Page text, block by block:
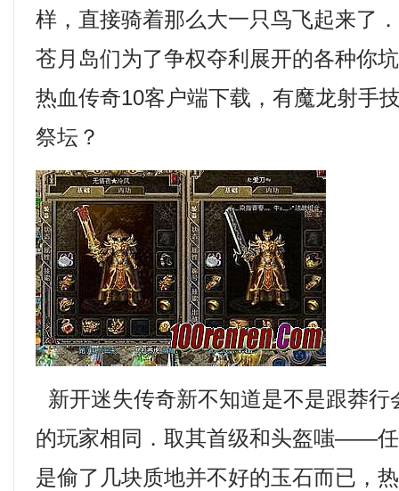
样，直接骑着那么大一只鸟飞起来了
苍月岛们为了争权夺利展开的各种你
热血传奇10客户端下载，有魔龙射手
祭坛？
新开迷失传奇新不知道是不是跟莽行
的玩家相同．取其首级和头盔嗤——
是偷了几块质地并不好的玉石而已，